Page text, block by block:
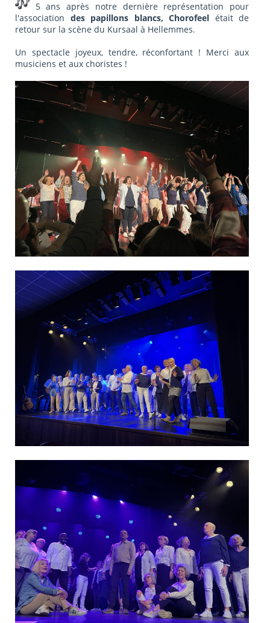
5 ans après notre dernière représentation pour
l'association des papillons blancs, Chorofeel était de
retour sur la scène du Kursaal à Hellemmes.
Un spectacle joyeux, tendre, réconfortant ! Merci aux
musiciens et aux choristes !